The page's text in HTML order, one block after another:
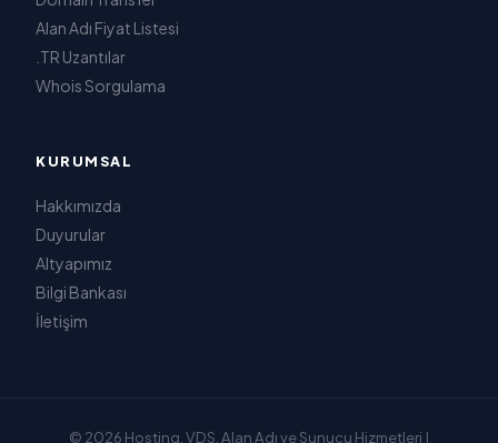
Alan Adı Fiyat Listesi
.TR Uzantılar
Whois Sorgulama
KURUMSAL
Hakkımızda
Duyurular
Altyapımız
Bilgi Bankası
İletişim
© 2026 Hosting, VDS, Alan Adı ve Sunucu Hizmetleri |